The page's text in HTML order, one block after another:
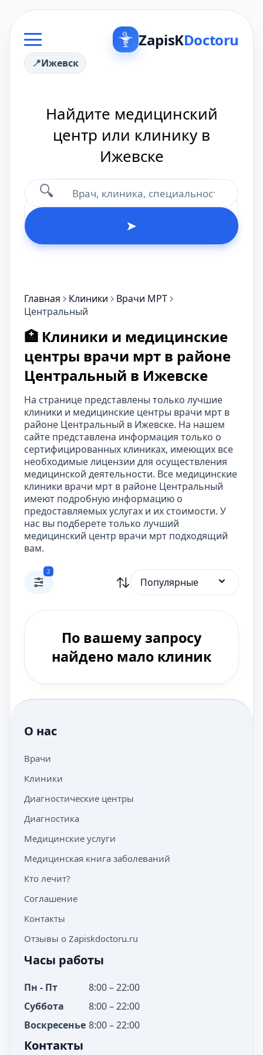
ZapisKDoctoru
Ижевск
Найдите медицинский
центр или клинику в
Ижевске
🔍
➤
Главная Клиники
Врачи МРТ
Центральный
🏥 Клиники и медицинские
центры врачи мрт в районе
Центральный в Ижевске
На странице представлены только лучшие
клиники и медицинские центры врачи мрт в
районе Центральный в Ижевске. На нашем
сайте представлена информация только о
сертифицированных клиниках, имеющих все
необходимые лицензии для осуществления
медицинской деятельности. Все медицинские
клиники врачи мрт в районе Центральный
имеют подробную информацию о
предоставляемых услугах и их стоимости. У
нас вы подберете только лучший
медицинский центр врачи мрт подходящий
вам.
2
Популярные
По вашему запросу
найдено мало клиник
О нас
Врачи
Клиники
Диагностические центры
Диагностика
Медицинские услуги
Медицинская книга заболеваний
Кто лечит?
Соглашение
Контакты
Отзывы о Zapiskdoctoru.ru
Часы работы
Пн - Пт
8:00 – 22:00
Суббота
8:00 – 22:00
Воскресенье 8:00 – 22:00
Контакты